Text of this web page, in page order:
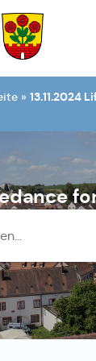
» 13.11.2024